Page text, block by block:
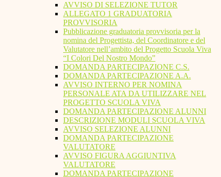
AVVISO DI SELEZIONE TUTOR
ALLEGATO 1 GRADUATORIA
PROVVISORIA
Pubblicazione graduatoria provvisoria per la
nomina del Progettista, del Coordinatore e del
Valutatore nell’ambito del Progetto Scuola Viva
“I Colori Del Nostro Mondo”
DOMANDA PARTECIPAZIONE C.S.
DOMANDA PARTECIPAZIONE A.A.
AVVISO INTERNO PER NOMINA
PERSONALE ATA DA UTILIZZARE NEL
PROGETTO SCUOLA VIVA
DOMANDA PARTECIPAZIONE ALUNNI
DESCRIZIONE MODULI SCUOLA VIVA
AVVISO SELEZIONE ALUNNI
DOMANDA PARTECIPAZIONE
VALUTATORE
AVVISO FIGURA AGGIUNTIVA
VALUTATORE
DOMANDA PARTECIPAZIONE